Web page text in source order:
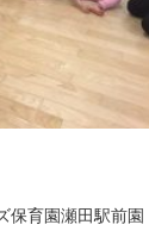
保育園瀬田駅前園